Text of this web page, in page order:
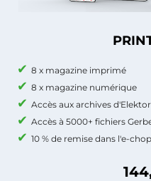
8 x magazine imprimé
8 x magazine numérique
Accès aux archives
Accès à 5000+ fichiers
10 % de remise dans l'e-